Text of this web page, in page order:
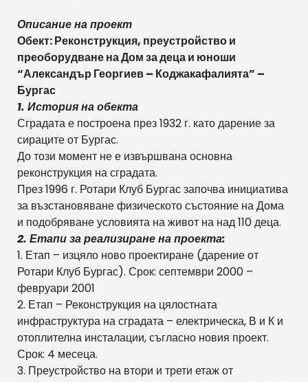
Описание на проект
Обект: Реконструкция, преустройство и
преоборудване на Дом за деца и юноши
“Александър Георгиев – Коджакафалията” –
Бургас
1. История на обекта
Сградата е построена през 1932 г. като дарение за
сираците от Бургас.
До този момент не е извършвана основна
реконструкция на сградата.
През 1996 г. Ротари Клуб Бургас започва инициатива
за възстановяване физическото състояние на Дома
и подобряване условията на живот на над 110 деца.
2. Етапи за реализиране на проекта:
1. Етап – изцяло ново проектиране (дарение от
Ротари Клуб Бургас). Срок: септември 2000 –
февруари 2001
2. Етап – Реконструкция на цялостната
инфраструктура на сградата – електрическа, В и К и
отоплителна инсталации, съгласно новия проект.
Срок: 4 месеца.
3. Преустройство на втори и трети етаж от